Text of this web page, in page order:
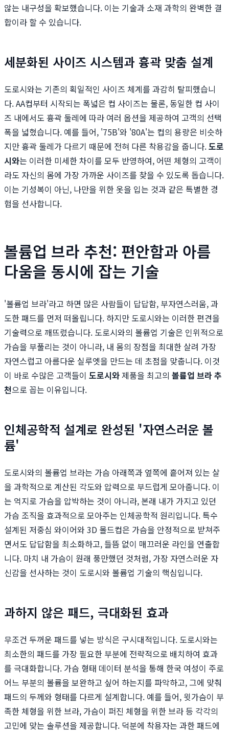
않는 내구성을 확보했습니다. 이는 기술과 소재 과학의 완벽한 결
합이라 할 수 있습니다.
세분화된 사이즈 시스템과 흉곽 맞춤 설계
도로시와는 기존의 획일적인 사이즈 체계를 과감히 탈피했습니
다. AA컵부터 시작되는 폭넓은 컵 사이즈는 물론, 동일한 컵 사이
즈 내에서도 흉곽 둘레에 따라 여러 옵션을 제공하여 고객의 선택
폭을 넓혔습니다. 예를 들어, '75B'와 '80A'는 컵의 용량은 비슷하
지만 흉곽 둘레가 다르기 때문에 전혀 다른 착용감을 줍니다.도로
시와는 이러한 미세한 차이를 모두 반영하여, 어떤 체형의 고객이
라도 자신의 몸에 가장 가까운 사이즈를 찾을 수 있도록 돕습니다.
이는 기성복이 아닌, 나만을 위한 옷을 입는 것과 같은 특별한 경
험을 선사합니다.
볼륨업 브라 추천: 편안함과 아름
다움을 동시에 잡는 기술
'볼륨업 브라'라고 하면 많은 사람들이 답답함, 부자연스러움, 과
도한 패드를 먼저 떠올립니다. 하지만 도로시와는 이러한 편견을
기술력으로 깨뜨렸습니다. 도로시와의 볼륨업 기술은 인위적으로
가슴을 부풀리는 것이 아니라, 내 몸의 장점을 최대한 살려 가장
자연스럽고 아름다운 실루엣을 만드는 데 초점을 맞춥니다. 이것
이 바로 수많은 고객들이 도로시와제품을 최고의 볼륨업 브라 추
천으로 꼽는 이유입니다.
인체공학적 설계로 완성된 '자연스러운 볼
륨'
도로시와의 볼륨업 브라는 가슴 아래쪽과 옆쪽에 흩어져 있는 살
을 과학적으로 계산된 각도와 압력으로 부드럽게 모아줍니다. 이
는 억지로 가슴을 압박하는 것이 아니라, 본래 내가 가지고 있던
가슴 조직을 효과적으로 모아주는 인체공학적 원리입니다. 특수
설계된 저중심 와이어와 3D 몰드컵은 가슴을 안정적으로 받쳐주
면서도 답답함을 최소화하고, 들뜸 없이 매끄러운 라인을 연출합
니다. 마치 내 가슴이 원래 풍만했던 것처럼, 가장 자연스러운 자
신감을 선사하는 것이 도로시와 볼륨업 기술의 핵심입니다.
과하지 않은 패드, 극대화된 효과
무조건 두꺼운 패드를 넣는 방식은 구시대적입니다. 도로시와는
최소한의 패드를 가장 필요한 부분에 전략적으로 배치하여 효과
를 극대화합니다. 가슴 형태 데이터 분석을 통해 한국 여성이 주로
어느 부분의 볼륨을 보완하고 싶어 하는지를 파악하고, 그에 맞춰
패드의 두께와 형태를 다르게 설계합니다. 예를 들어, 윗가슴이 부
족한 체형을 위한 브라, 가슴이 퍼진 체형을 위한 브라 등 각각의
고민에 맞는 솔루션을 제공합니다. 덕분에 착용자는 과한 패드에